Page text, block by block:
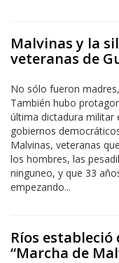
Malvinas y la
veteranas de
No sólo fueron
También hubo
última dictadura militar
gobiernos
Malvinas, veteranas
los hombres, las
ninguneo, y que 33
empezando...
Ríos
“Marcha de